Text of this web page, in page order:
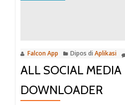
Falcon App Dipos di Aplikasi
ALL SOCIAL MEDIA
DOWNLOADER